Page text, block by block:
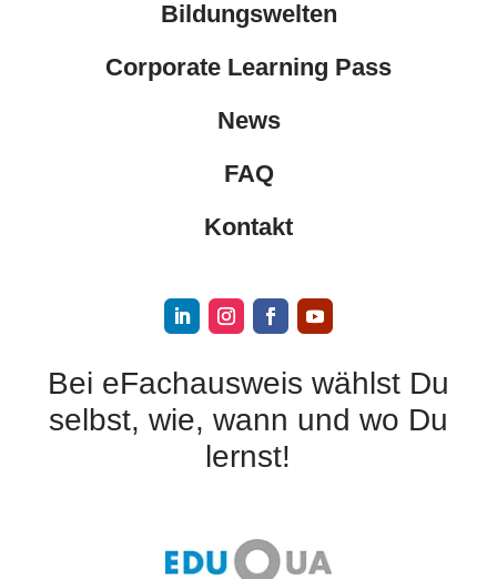
Bildungswelten
Corporate Learning Pass
News
FAQ
Kontakt
Bei eFachausweis wählst Du
selbst, wie, wann und wo Du
lernst!